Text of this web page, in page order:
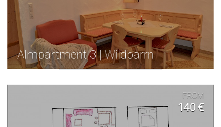
Almpartment 3 | Wildbarrn
FROM
140 €